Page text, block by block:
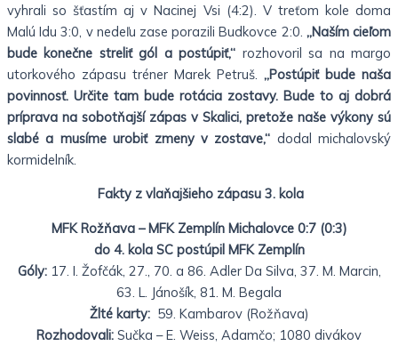
vyhrali so šťastím aj v Nacinej Vsi (4:2). V treťom kole doma
Malú Idu 3:0, v nedeľu zase porazili Budkovce 2:0. „Naším cieľom
bude konečne streliť gól a postúpiť,“ rozhovoril sa na margo
utorkového zápasu tréner Marek Petruš. „Postúpiť bude naša
povinnosť. Určite tam bude rotácia zostavy. Bude to aj dobrá
príprava na sobotňajší zápas v Skalici, pretože naše výkony sú
slabé a musíme urobiť zmeny v zostave,“ dodal michalovský
kormidelník.
Fakty z vlaňajšieho zápasu 3. kola
MFK Rožňava – MFK Zemplín Michalovce 0:7 (0:3)
do 4. kola SC postúpil MFK Zemplín
Góly: 17. I. Žofčák, 27., 70. a 86. Adler Da Silva, 37. M. Marcin,
63. L. Jánošík, 81. M. Begala
Žlté karty:59. Kambarov (Rožňava)
Rozhodovali: Sučka – E. Weiss, Adamčo; 1080 divákov